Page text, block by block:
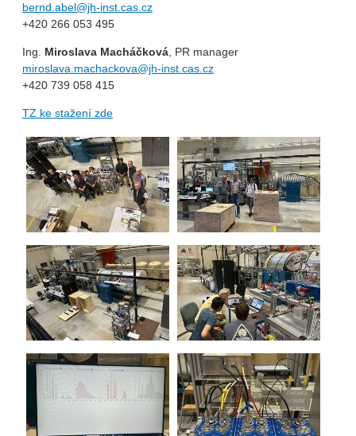
bernd.abel@jh-inst.cas.cz
+420 266 053 495
Ing. Miroslava Macháčková, PR manager
miroslava.machackova@jh-inst.cas.cz
+420 739 058 415
TZ ke stažení zde